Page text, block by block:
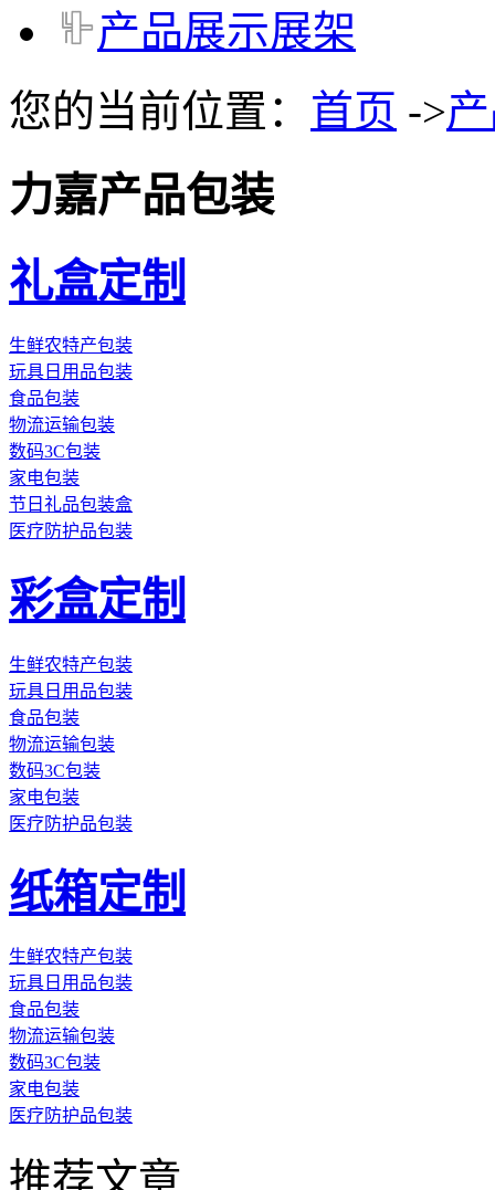
产品展示展架
您的当前位置： 首页 ->
力嘉产品包装
礼盒定制
生鲜农特产包装
玩具日用品包装
食品包装
物流运输包装
数码3C包装
家电包装
节日礼品包装盒
医疗防护品包装
彩盒定制
生鲜农特产包装
玩具日用品包装
食品包装
物流运输包装
数码3C包装
家电包装
医疗防护品包装
纸箱定制
生鲜农特产包装
玩具日用品包装
食品包装
物流运输包装
数码3C包装
家电包装
医疗防护品包装
推荐文章